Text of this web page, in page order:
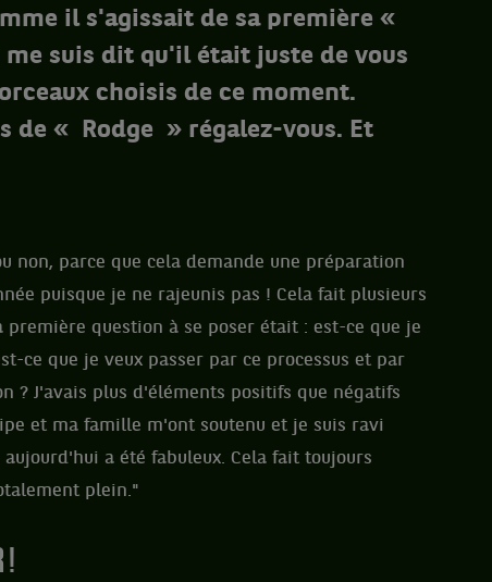
il s'agissait de sa première «
suis dit qu'il était juste de vous
choisis de ce moment.
de « Rodge » régalez-vous. Et
non, parce que cela demande une préparation
puisque je ne rajeunis pas ! Cela fait plusieurs
question à se poser était : est-ce que je
ce que je veux passer par ce processus et par
? J'avais plus d'éléments positifs que négatifs
et ma famille m'ont soutenu et je suis ravi
a été fabuleux. Cela fait toujours
plein."
!